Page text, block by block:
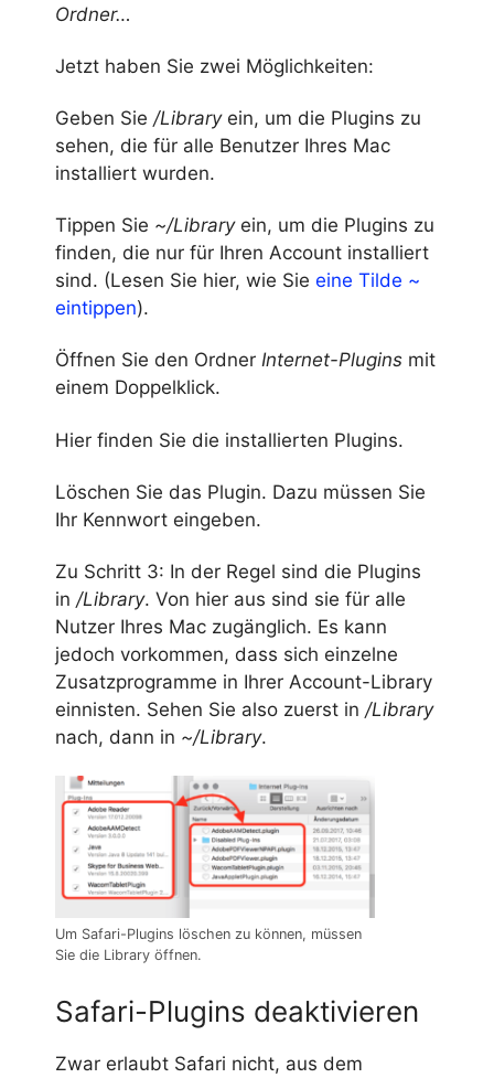
Ordner…
Jetzt haben Sie zwei Möglichkeiten:
Geben Sie /Libraryein, um die Plugins zu
sehen, die für alle Benutzer Ihres Mac
installiert wurden.
Tippen Sie ~/Libraryein, um die Plugins zu
finden, die nur für Ihren Account installiert
sind. (Lesen Sie hier, wie Sie eine Tilde ~
eintippen).
Öffnen Sie den Ordner Internet-Plugins mit
einem Doppelklick.
Hier finden Sie die installierten Plugins.
Löschen Sie das Plugin. Dazu müssen Sie
Ihr Kennwort eingeben.
Zu Schritt 3: In der Regel sind die Plugins
in /Library. Von hier aus sind sie für alle
Nutzer Ihres Mac zugänglich. Es kann
jedoch vorkommen, dass sich einzelne
Zusatzprogramme in Ihrer Account-Library
einnisten. Sehen Sie also zuerst in /Library
nach, dann in ~/Library.
Um Safari-Plugins löschen zu können, müssen
Sie die Library öffnen.
Safari-Plugins deaktivieren
Zwar erlaubt Safari nicht, aus dem